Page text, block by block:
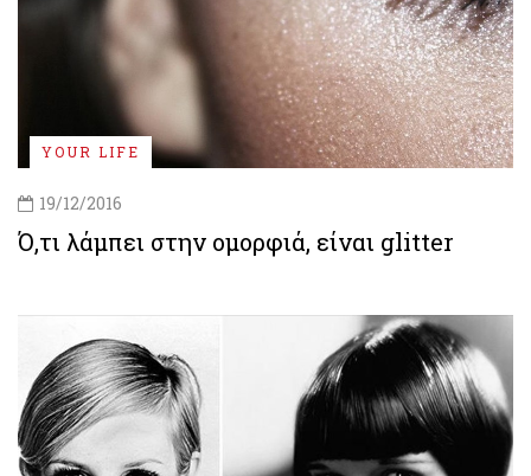
YOUR LIFE
19/12/2016
Ό,τι λάμπει στην ομορφιά, είναι glitter